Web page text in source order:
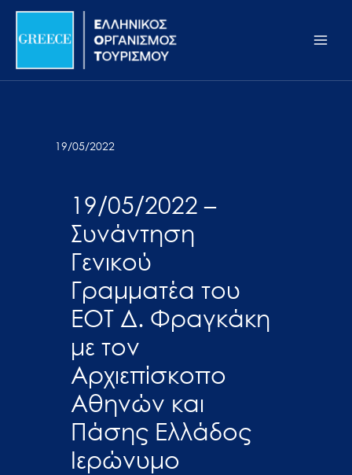
Σημείωση:
ιστότοπος
προσβασιμότητας.
Μετάβαση
περιεχόμενο
19/05/2022
19/05/2022 –
Συνάντηση
Γενικού
Γραμματέα του
ΕΟΤ Δ. Φραγκάκη
με τον
Αρχιεπίσκοπο
Αθηνών και
Πάσης Ελλάδος
Ιερώνυμο